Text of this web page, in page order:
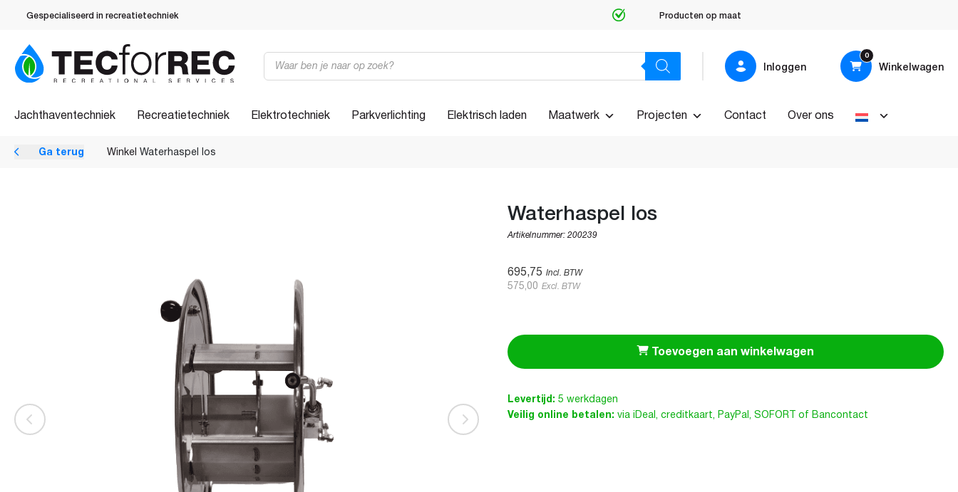
Gespecialiseerd in recreatietechniek Producten op maat
Producten
zoeken Inloggen
0
Winkelwagen
Jachthaventechniek Recreatietechniek Elektrotechniek Parkverlichting Elektrisch laden Maatwerk Projecten Contact Over ons
Ga terug Winkel Waterhaspel los
Waterhaspel los
Artikelnummer:200239
695,75 Incl. BTW
575,00 Excl. BTW
Toevoegen aan winkelwagen
Levertijd: 5 werkdagen
Veilig online betalen: via iDeal, creditkaart, PayPal, SOFORT of Bancontact